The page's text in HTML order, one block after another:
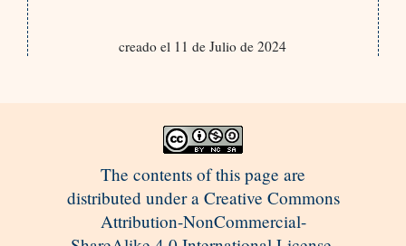
creado el 11 de Julio de 2024
The contents of this page are
distributed under a Creative Commons
Attribution-NonCommercial-